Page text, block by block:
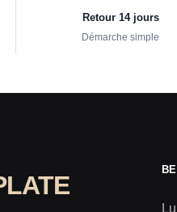
Retour 14 jours
Démarche simple